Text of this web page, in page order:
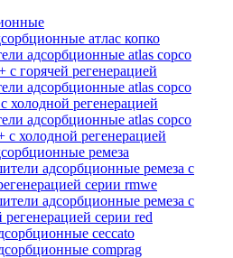
атлас копко
адсорбционные atlas copco
с горячей регенерацией
адсорбционные atlas copco
холодной регенерацией
адсорбционные atlas copco
с холодной регенерацией
ремеза
адсорбционные ремеза с
серии rmwe
адсорбционные ремеза с
регенерацией серии red
ceccato
comprag